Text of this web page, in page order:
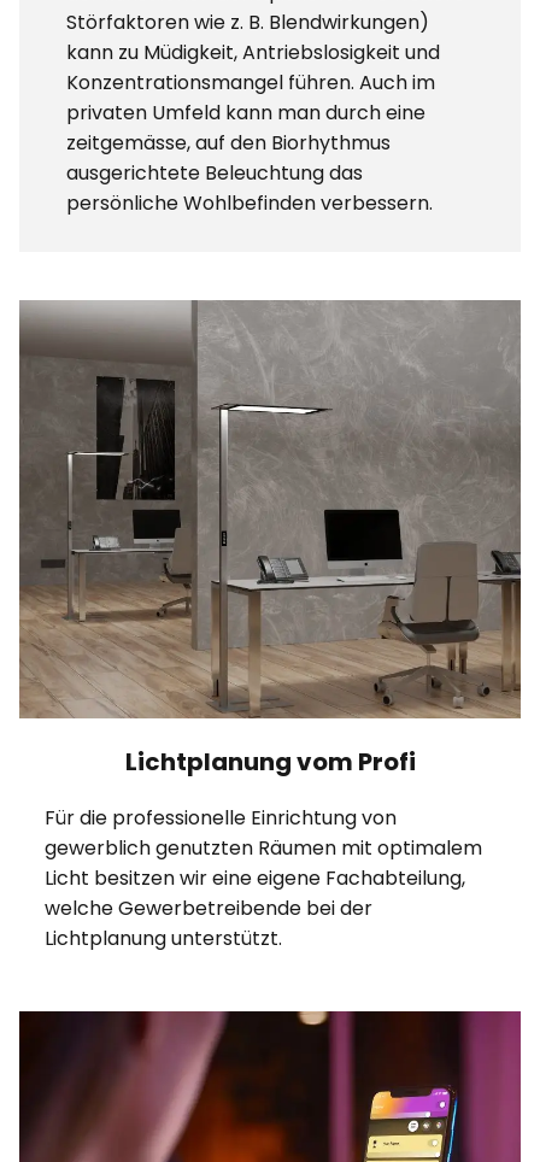
Störfaktoren wie z. B. Blendwirkungen)
kann zu Müdigkeit, Antriebslosigkeit und
Konzentrationsmangel führen. Auch im
privaten Umfeld kann man durch eine
zeitgemässe, auf den Biorhythmus
ausgerichtete Beleuchtung das
persönliche Wohlbefinden verbessern.
Lichtplanung vom Profi
Für die professionelle Einrichtung von
gewerblich genutzten Räumen mit optimalem
Licht besitzen wir eine eigene Fachabteilung,
welche Gewerbetreibende bei der
Lichtplanung unterstützt.